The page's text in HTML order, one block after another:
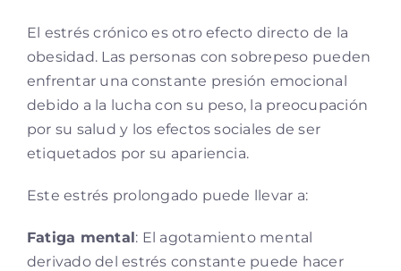
El estrés crónico es otro efecto directo de la
obesidad. Las personas con sobrepeso pueden
enfrentar una constante presión emocional
debido a la lucha con su peso, la preocupación
por su salud y los efectos sociales de ser
etiquetados por su apariencia.
Este estrés prolongado puede llevar a:
Fatiga mental: El agotamiento mental
derivado del estrés constante puede hacer